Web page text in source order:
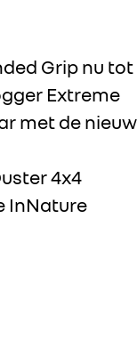
Grip nu tot
Extreme
met de
4x4
InNature